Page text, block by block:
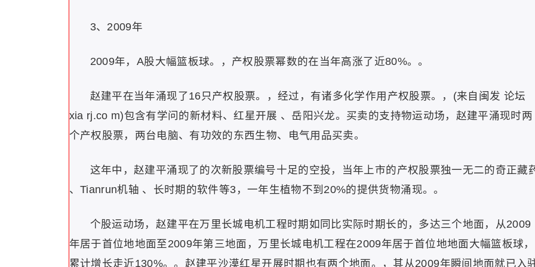
3、2009年
2009年，A股大幅篮板球。，产权股票幂数的在当年高涨了近80%。。
赵建平在当年涌现了16只产权股票。，经过，有诸多化学作用产权股票。，(来自闽发 论坛
xia rj.co m)包含有学问的新材料、红星开展 、岳阳兴龙。买卖的支持物运动场，赵建平涌现时两
个产权股票，两台电脑、有功效的东西生物、电气用品买卖。
这年中，赵建平涌现了的次新股票编号十足的空投，当年上市的产权股票独一无二的奇正藏
、Tianrun机轴 、长时期的软件等3，一年生植物不到20%的提供货物涌现。。
个股运动场，赵建平在万里长城电机工程时期如同比实际时期长的，多达三个地面，从2009
年居于首位地地面至2009年第三地面，万里长城电机工程在2009年居于首位地地面大幅篮板球，
累计增长走近130%。。赵建平沙漠红星开展时期也有两个地面。，其从2009年瞬间地面就已入